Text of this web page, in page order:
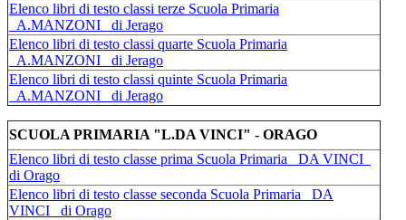
Elenco libri di testo classi terze Scuola Primaria
_A.MANZONI_ di Jerago
Elenco libri di testo classi quarte Scuola Primaria
_A.MANZONI_ di Jerago
Elenco libri di testo classi quinte Scuola Primaria
_A.MANZONI_ di Jerago
SCUOLA PRIMARIA "L.DA VINCI" - ORAGO
Elenco libri di testo classe prima Scuola Primaria _DA VINCI_
di Orago
Elenco libri di testo classe seconda Scuola Primaria _DA
VINCI_ di Orago